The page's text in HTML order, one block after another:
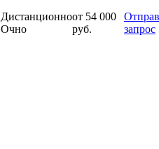
Дистанционно
Очно
от 54 000
руб.
запрос